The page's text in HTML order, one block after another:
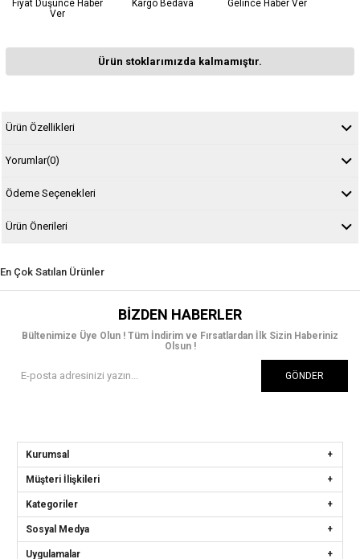
Fiyat Düşünce Haber
Ver
Kargo Bedava Gelince Haber Ver
Ürün stoklarımızda kalmamıştır.
Ürün Özellikleri
Yorumlar(0)
Ödeme Seçenekleri
Ürün Önerileri
En Çok Satılan Ürünler
BIZDEN HABERLER
Bültenimize Üye Olun ! Tüm İndirim ve Fırsatlardan İlk Sizin Haberiniz
Olsun !
GÖNDER
Kurumsal
Müşteri İlişkileri
Kategoriler
Sosyal Medya
Uygulamalar